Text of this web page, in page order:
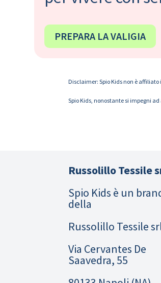
PREPARA LA VALIGIA
Disclaimer: Spio Kids non è
Spio Kids, nonostante si impegni
Russolillo Tessile
Spio Kids è un
della
Russolillo Tessile
Via Cervantes De
Saavedra, 55